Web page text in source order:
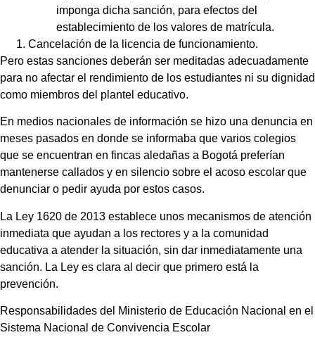
imponga dicha sanción, para efectos del
establecimiento de los valores de matrícula.
Cancelación de la licencia de funcionamiento.
Pero estas sanciones deberán ser meditadas adecuadamente
para no afectar el rendimiento de los estudiantes ni su dignidad
como miembros del plantel educativo.
En medios nacionales de información se hizo una denuncia en
meses pasados en donde se informaba que varios colegios
que se encuentran en fincas aledañas a Bogotá preferían
mantenerse callados y en silencio sobre el acoso escolar que
denunciar o pedir ayuda por estos casos.
La Ley 1620 de 2013 establece unos mecanismos de atención
inmediata que ayudan a los rectores y a la comunidad
educativa a atender la situación, sin dar inmediatamente una
sanción. La Ley es clara al decir que primero está la
prevención.
Responsabilidades del Ministerio de Educación Nacional en el
Sistema Nacional de Convivencia Escolar